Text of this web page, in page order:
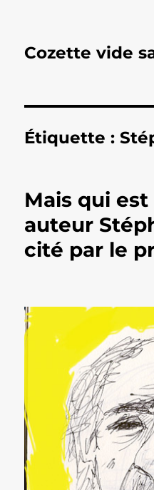
Cozette vide
Étiquette :
Mais qui
auteur
cité par le